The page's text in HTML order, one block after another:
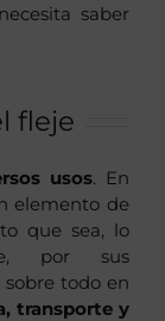
saber
fleje
usos. En
elemento de
que sea, lo
por sus
sobre todo en
transporte y